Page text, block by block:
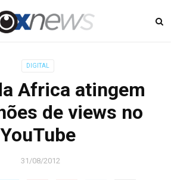
DIGITAL
Africa atingem
de views no
YouTube
31/08/2012